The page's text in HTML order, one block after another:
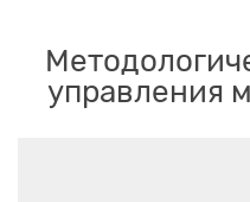
управления